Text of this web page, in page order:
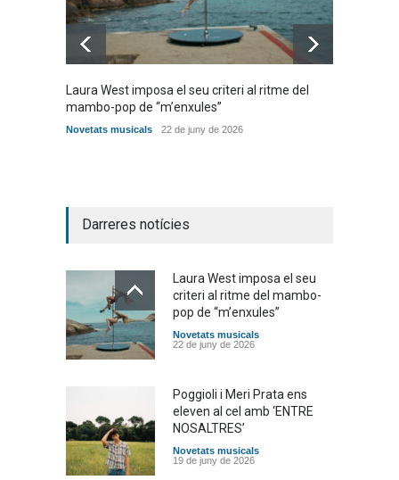
Laura West imposa el seu criteri al ritme del
mambo-pop de “m’enxules”
Novetats musicals 22 de juny de 2026
Darreres notícies
Laura West imposa el seu
criteri al ritme del mambo-
pop de “m’enxules”
Novetats musicals
22 de juny de 2026
Poggioli i Meri Prata ens
eleven al cel amb ‘ENTRE
NOSALTRES’
Novetats musicals
19 de juny de 2026